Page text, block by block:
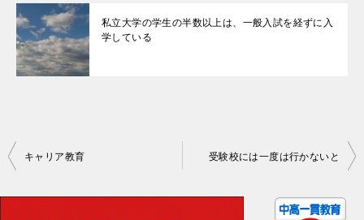
私立大学の学生の半数以上は、一般入試を経ずに入
学している
投
キャリア教育 受験校には一度は行かないと